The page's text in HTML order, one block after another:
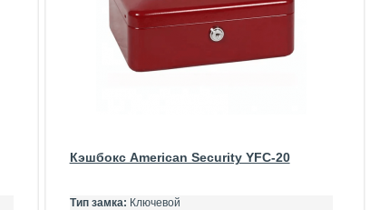
Кэшбокс American Security YFC-20
Тип замка: Ключевой